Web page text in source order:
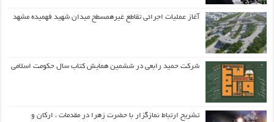
آغاز عملیات اجرائی تقاطع غیرهمسطح میدان شهید فهمیده مشهد
شرکت حمید رابعی در ششمین همایش کتاب سال حکومت اسلامی
تشریح ارتباط نمازگزار با حضرت زهرا در مقدمات ، ارکان و